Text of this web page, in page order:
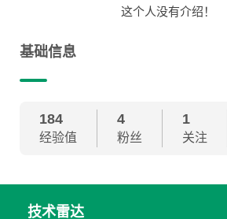
这个人没有介绍！
基础信息
184
经验值
4
粉丝
1
关注
技术雷达